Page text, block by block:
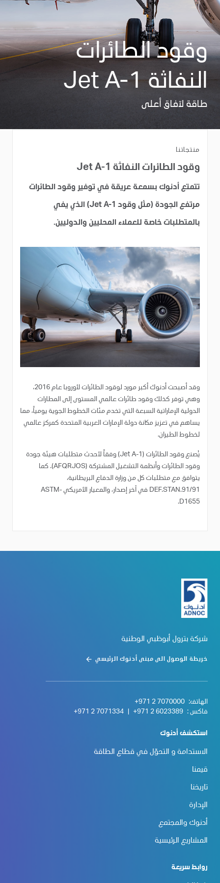
وقود الطائرات
النفاثة Jet A-1
طاقة لآفاق أعلى
منتجاتنا
وقود الطائرات النفاثة Jet A-1
تتمتع أدنوك بسمعة عريقة في توفير وقود الطائرات
مرتفع الجودة (مثل وقود Jet A-1) الذي يفي
بالمتطلبات خاصة للعملاء المحليين والدوليين.
وقد أصبحت أدنوك أكبر مورد لوقود الطائرات لأوروبا عام 2016،
وهي توفر كذلك وقود طائرات عالمي المستوى إلى المطارات
الدولية الإماراتية السبعة التي تخدم مئات الخطوط الجوية يومياً، مما
يساهم في تعزيز مكانة دولة الإمارات العربية المتحدة كمركز عالمي
لخطوط الطيران.
يُصنع وقود الطائرات (Jet A-1) وفقاً لأحدث متطلبات هيئة جودة
وقود الطائرات وأنظمة التشغيل المشتركة (AFQRJOS). كما
يتوافق مع متطلبات كل من وزارة الدفاع البريطانية،
DEF.STAN.91/91 في آخر إصدار، والمعيار الأمريكي ASTM-
D1655.
شركة بترول أبوظبي الوطنية
خريطة الوصول الى مبنى أدنوك الرئيسي
الهاتف: +971 2 7070000
فاكس : +971 2 6023389
+971 2 7071334
استكشف أدنوك
الاستدامة و التحوّل في قطاع الطاقة
قيمنا
تاريخنا
الإدارة
أدنوك والمجتمع
المشاريع الرئيسية
روابط سريعة